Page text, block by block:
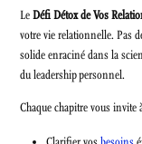
LeDéfi Détox de Vos
votre vie relationnelle. Pas
solide enraciné dans la
du leadership personnel.
Chaque chapitre vous invite